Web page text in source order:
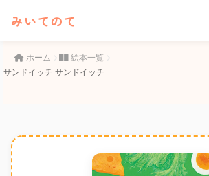
みいてのて
ホーム
絵本一覧
サンドイッチ サンドイッチ